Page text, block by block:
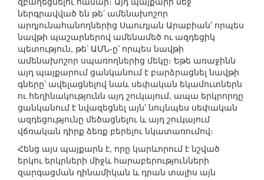
ներգրավված են թե՛ ամենախոշոր
արդյունահանողներից Սաուդյան Արաբիան՝ որպես
նավթի պաշարներով ամենամեծ ու ազդեցիկ
պետություն, թե՛ ԱՄՆ-ը՝ որպես նավթի
ամենախոշոր սպառողներից մեկը։ Եթե առաջինն
այդ պայքարում ցանկանում է բարձրացնել նավթի
գները՝ ավելացնելով նաև սեփական եկամուտներն
ու հեղինակությունն այդ շուկայում, ապա երկրորդը
ցանկանում է նվազեցնել այն՝ նույնպես սեփական
ազդեցությունը մեծացնելու և այդ շուկայում
վճռական դիրք ձեռք բերելու նկատառումով։
Հենց այս պայքարն է, որը կարևորում է նշված
երկու երկրների միջև հարաբերությունների
զարգացման դինամիկան և դրան տալիս այն